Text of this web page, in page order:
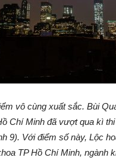
vô cùng xuất sắc. Bùi
Chí Minh đã vượt qua kì
9). Với điểm số này, Lộc
TP Hồ Chí Minh, ngành